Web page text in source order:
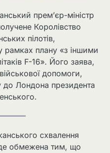
прем’єр-міністр
Королівство
пілотів,
рамках плану «з іншими
F-16». Його заява,
допомоги,
до Лондона президента
схвалення
обмежена тим, що